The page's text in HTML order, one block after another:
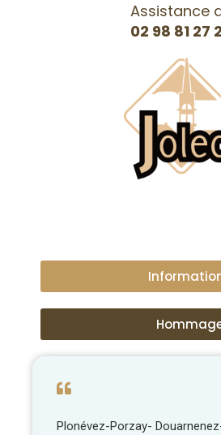
Assistance
02 98 81 27
Plonévez-Porzay-